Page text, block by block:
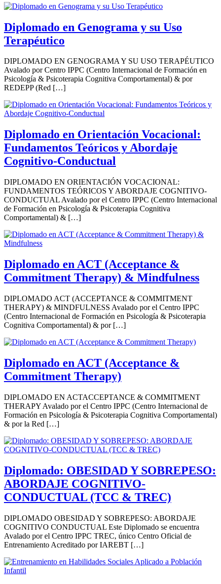
Diplomado en Genograma y su Uso
Terapéutico
DIPLOMADO EN GENOGRAMA Y SU USO TERAPÉUTICO
Avalado por Centro IPPC (Centro Internacional de Formación en
Psicología & Psicoterapia Cognitiva Comportamental) & por
REDEPP (Red […]
Diplomado en Orientación Vocacional:
Fundamentos Teóricos y Abordaje
Cognitivo-Conductual
DIPLOMADO EN ORIENTACIÓN VOCACIONAL:
FUNDAMENTOS TEÓRICOS Y ABORDAJE COGNITIVO-
CONDUCTUAL Avalado por el Centro IPPC (Centro Internacional
de Formación en Psicología & Psicoterapia Cognitiva
Comportamental) & […]
Diplomado en ACT (Acceptance &
Commitment Therapy) & Mindfulness
DIPLOMADO ACT (ACCEPTANCE & COMMITMENT
THERAPY) & MINDFULNESS Avalado por el Centro IPPC
(Centro Internacional de Formación en Psicología & Psicoterapia
Cognitiva Comportamental) & por […]
Diplomado en ACT (Acceptance &
Commitment Therapy)
DIPLOMADO EN ACTACCEPTANCE & COMMITMENT
THERAPY Avalado por el Centro IPPC (Centro Internacional de
Formación en Psicología & Psicoterapia Cognitiva Comportamental)
& por la Red […]
Diplomado: OBESIDAD Y SOBREPESO:
ABORDAJE COGNITIVO-
CONDUCTUAL (TCC & TREC)
DIPLOMADO OBESIDAD Y SOBREPESO: ABORDAJE
COGNITIVO CONDUCTUAL Este Diplomado se encuentra
Avalado por el Centro IPPC TREC, único Centro Oficial de
Entrenamiento Acreditado por IAREBT […]